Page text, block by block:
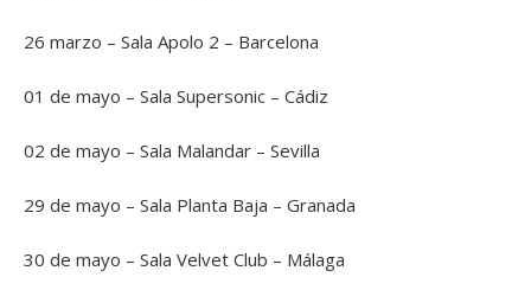
26 marzo – Sala Apolo 2 – Barcelona
01 de mayo – Sala Supersonic – Cádiz
02 de mayo – Sala Malandar – Sevilla
29 de mayo – Sala Planta Baja – Granada
30 de mayo – Sala Velvet Club – Málaga